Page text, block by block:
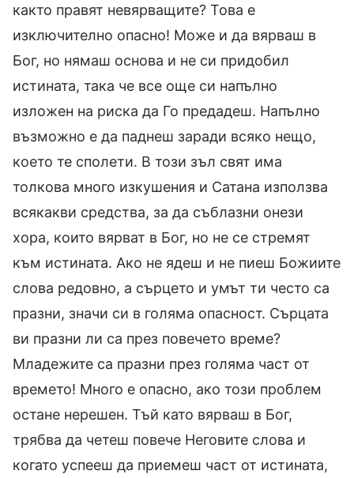
както правят невярващите? Това е
изключително опасно! Може и да вярваш в
Бог, но нямаш основа и не си придобил
истината, така че все още си напълно
изложен на риска да Го предадеш. Напълно
възможно е да паднеш заради всяко нещо,
което те сполети. В този зъл свят има
толкова много изкушения и Сатана използва
всякакви средства, за да съблазни онези
хора, които вярват в Бог, но не се стремят
към истината. Ако не ядеш и не пиеш Божиите
слова редовно, а сърцето и умът ти често са
празни, значи си в голяма опасност. Сърцата
ви празни ли са през повечето време?
Младежите са празни през голяма част от
времето! Много е опасно, ако този проблем
остане нерешен. Тъй като вярваш в Бог,
трябва да четеш повече Неговите слова и
когато успееш да приемеш част от истината,